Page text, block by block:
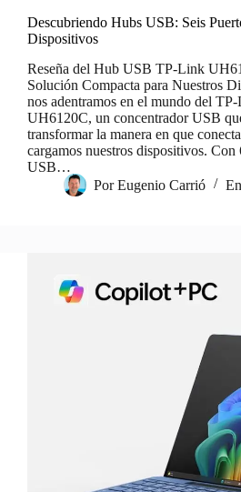
Descubriendo Hubs USB: Seis
Dispositivos
Reseña del Hub USB TP-Link
Solución Compacta para Nuestros
nos adentramos en el mundo del
UH6120C, un concentrador USB
transformar la manera en que
cargamos nuestros dispositivos. Con
USB…
Por Eugenio Carrió En